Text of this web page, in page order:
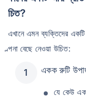
চিত?
এখানে এমন ব্যক্তিদের
ল্পনা বেছে নেওয়া উচিত:
একক রুটি
যে কেউ